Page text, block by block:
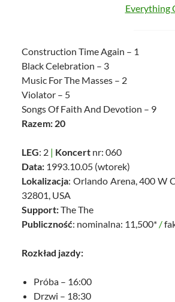
Everything
Construction Time Again – 1
Black Celebration – 3
Music For The Masses – 2
Violator – 5
Songs Of Faith And Devotion – 9
Razem: 20
LEG: 2 | Koncert nr: 060
Data: 1993.10.05 (wtorek)
Lokalizacja: Orlando Arena, 400 W
32801, USA
Support:The The
Publiczność: nominalna: 11,500* /
Rozkład jazdy:
Próba – 16:00
Drzwi – 18:30